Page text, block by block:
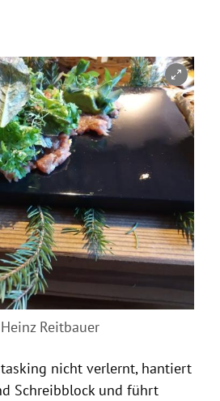
schließen
Reitbauer
nicht verlernt, hantiert
Schreibblock und führt